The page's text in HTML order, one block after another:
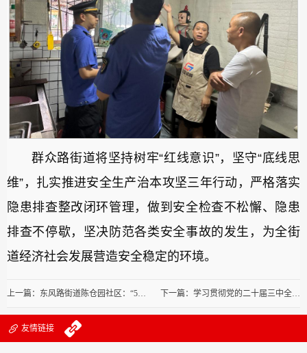
群众路街道将坚持树牢“红线意识”，坚守“底线思
维”，扎实推进安全生产治本攻坚三年行动，严格落实
隐患排查整改闭环管理，做到安全检查不松懈、隐患
排查不停歇，坚决防范各类安全事故的发生，为全街
道经济社会发展营造安全稳定的环境。
上一篇：东风路街道陈仓园社区：“5435”治理模式绘就平安便利美丽幸福社区新画卷 下一篇：学习贯彻党的二十届三中全会精神心得体会
友情链接